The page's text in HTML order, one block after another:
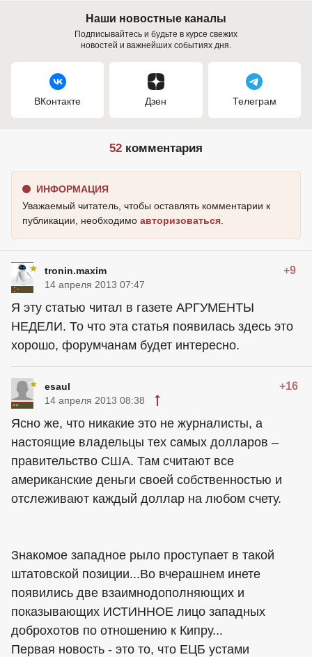
Наши новостные каналы
Подписывайтесь и будьте в курсе свежих
новостей и важнейших событиях дня.
ВКонтакте Дзен Телеграм
52 комментария
ИНФОРМАЦИЯ
Уважаемый читатель, чтобы оставлять комментарии к
публикации, необходимо авторизоваться
tronin.maxim +9
14 апреля 2013 07:47
Я эту статью читал в газете АРГУМЕНТЫ
НЕДЕЛИ. То что эта статья появилась здесь это
хорошо, форумчанам будет интересно.
esaul +16
14 апреля 2013 08:38
Ясно же, что никакие это не журналисты, а
настоящие владельцы тех самых долларов –
правительство США. Там считают все
американские деньги своей собственностью и
отслеживают каждый доллар на любом счету.
Знакомое западное рыло проступает в такой
штатовской позиции...Во вчерашнем инете
появились две взаимнодополняющих и
показывающих ИСТИННОЕ лицо западных
доброхотов по отношению к Кипру...
Первая новость - это то, что ЕЦБ устами